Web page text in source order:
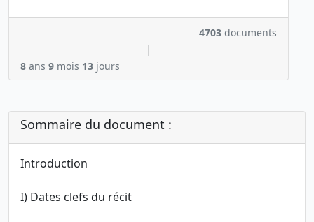
4703 documents
|
8 ans 9 mois 13 jours
Sommaire du document :
Introduction
I) Dates clefs du récit